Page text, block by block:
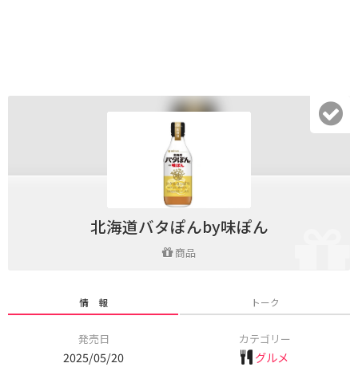
北海道バタぽんby味ぽん
商品
情 報 トーク
発売日
2025/05/20
カテゴリー
グルメ